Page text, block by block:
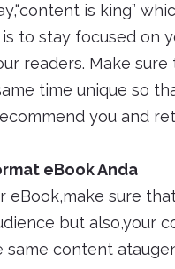
is king”
to stay focused on
readers. Make
time unique so
you and
eBook Anda
eBook,make sure
but also,your
same content